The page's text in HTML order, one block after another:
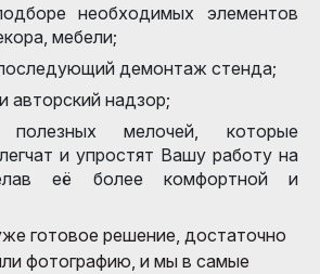
необходимых элементов
мебели;
демонтаж стенда;
авторский надзор;
полезных мелочей, которые
и упростят Вашу работу на
её более комфортной и
готовое решение, достаточно
фотографию, и мы в самые